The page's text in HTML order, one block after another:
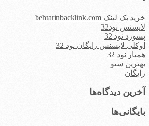
خرید بک لینک behtarinbacklink.com
لایسنس نود32
پسورد نود 32
اوکلی لایسنس رایگان نود 32
همیار نود 32
بهترین سئو
رایگان
آخرین دیدگاه‌ها
بایگانی‌ها